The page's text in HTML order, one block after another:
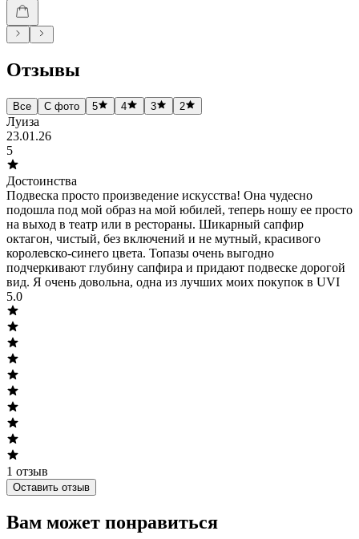
Отзывы
Все С фото 5 4 3 2
Луиза
23.01.26
5
Достоинства
Подвеска просто произведение искусства! Она чудесно
подошла под мой образ на мой юбилей, теперь ношу ее просто
на выход в театр или в рестораны. Шикарный сапфир
октагон, чистый, без включений и не мутный, красивого
королевско-синего цвета. Топазы очень выгодно
подчеркивают глубину сапфира и придают подвеске дорогой
вид. Я очень довольна, одна из лучших моих покупок в UVI
5.0
1 отзыв
Оставить отзыв
Вам может понравиться